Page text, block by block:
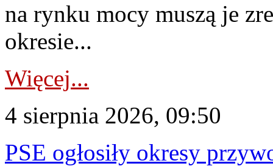
na rynku mocy muszą je
okresie...
Więcej...
4 sierpnia 2026, 09:50
PSE ogłosiły okresy